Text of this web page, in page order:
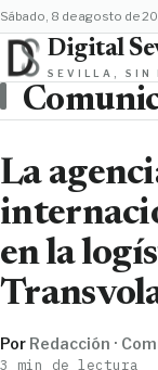
sábado, 8 de agosto de
Digital
SEVILLA, SIN
La
en la
Por Redacción ·
3 min de lectura